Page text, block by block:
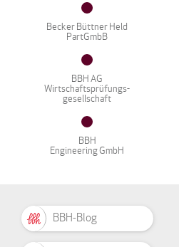
Becker Büttner Held
PartGmbB
BBH AG
Wirtschaftsprüfungs-
gesellschaft
BBH
Engineering GmbH
BBH-Blog